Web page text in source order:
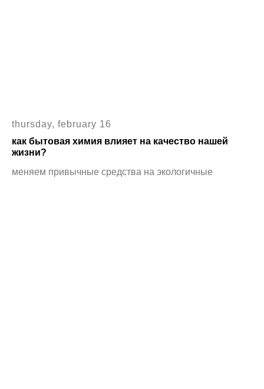
thursday, february 16
как бытовая химия влияет на качество нашей
жизни?
меняем привычные средства на экологичные